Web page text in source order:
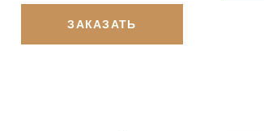
ЗАКАЗАТЬ